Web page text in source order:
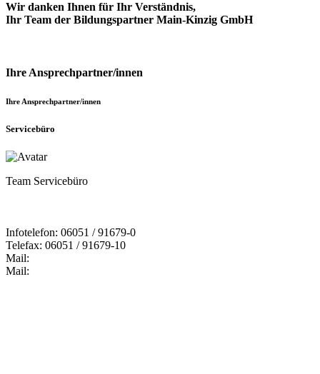
Wir danken Ihnen für Ihr Verständnis,
Ihr Team der Bildungspartner Main-Kinzig GmbH
Ihre Ansprechpartner/innen
Ihre Ansprechpartner/innen
Servicebüro
Team Servicebüro
Infotelefon: 06051 / 91679-0
Telefax: 06051 / 91679-10
Mail:
Mail: